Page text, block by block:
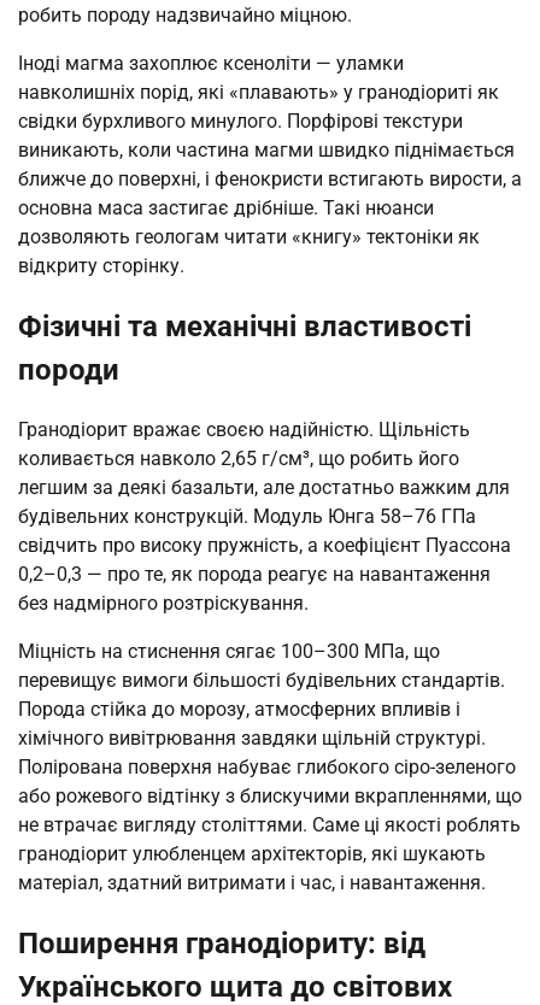
робить породу надзвичайно міцною.
Іноді магма захоплює ксеноліти — уламки
навколишніх порід, які «плавають» у гранодіориті як
свідки бурхливого минулого. Порфірові текстури
виникають, коли частина магми швидко піднімається
ближче до поверхні, і фенокристи встигають вирости, а
основна маса застигає дрібніше. Такі нюанси
дозволяють геологам читати «книгу» тектоніки як
відкриту сторінку.
Фізичні та механічні властивості
породи
Гранодіорит вражає своєю надійністю. Щільність
коливається навколо 2,65 г/см³, що робить його
легшим за деякі базальти, але достатньо важким для
будівельних конструкцій. Модуль Юнга 58–76 ГПа
свідчить про високу пружність, а коефіцієнт Пуассона
0,2–0,3 — про те, як порода реагує на навантаження
без надмірного розтріскування.
Міцність на стиснення сягає 100–300 МПа, що
перевищує вимоги більшості будівельних стандартів.
Порода стійка до морозу, атмосферних впливів і
хімічного вивітрювання завдяки щільній структурі.
Полірована поверхня набуває глибокого сіро-зеленого
або рожевого відтінку з блискучими вкрапленнями, що
не втрачає вигляду століттями. Саме ці якості роблять
гранодіорит улюбленцем архітекторів, які шукають
матеріал, здатний витримати і час, і навантаження.
Поширення гранодіориту: від
Українського щита до світових